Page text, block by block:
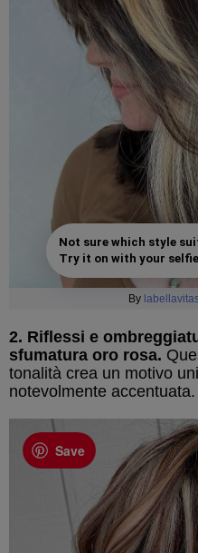
Not sure which style
Try it on with your
By
2. Riflessi e
sfumatura oro rosa.
tonalità crea un motivo
notevolmente accentuata.
Save